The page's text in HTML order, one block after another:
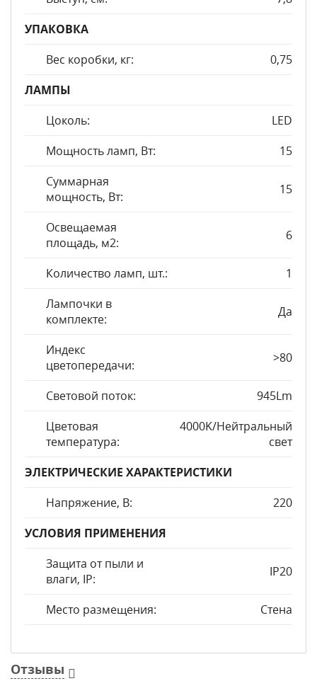
УПАКОВКА
Вес коробки, кг:
0,75
ЛАМПЫ
Цоколь:
LED
Мощность ламп, Вт:
15
Суммарная
мощность, Вт:
15
Освещаемая
площадь, м2:
6
Количество ламп, шт.:
1
Лампочки в
комплекте:
Да
Индекс
цветопередачи:
>80
Световой поток:
945Lm
Цветовая
температура:
4000K/Нейтральный
свет
ЭЛЕКТРИЧЕСКИЕ ХАРАКТЕРИСТИКИ
Напряжение, В:
220
УСЛОВИЯ ПРИМЕНЕНИЯ
Защита от пыли и
влаги, IP:
IP20
Место размещения: Стена
Отзывы